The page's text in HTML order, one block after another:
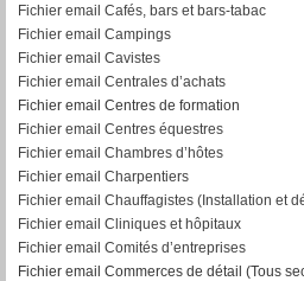
Fichier email Cafés, bars et bars-tabac
Fichier email Campings
Fichier email Cavistes
Fichier email Centrales d’achats
Fichier email Centres de formation
Fichier email Centres équestres
Fichier email Chambres d’hôtes
Fichier email Charpentiers
Fichier email Chauffagistes (Installation et
Fichier email Cliniques et hôpitaux
Fichier email Comités d’entreprises
Fichier email Commerces de détail (Tous